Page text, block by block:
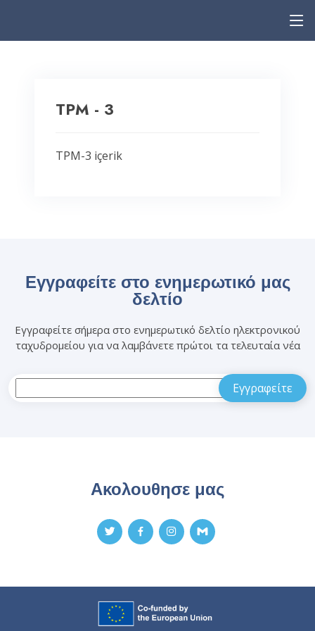
TPM - 3
TPM-3 içerik
Εγγραφείτε στο ενημερωτικό μας
δελτίο
Εγγραφείτε σήμερα στο ενημερωτικό δελτίο ηλεκτρονικού
ταχυδρομείου για να λαμβάνετε πρώτοι τα τελευταία νέα
Ακολουθησε μας